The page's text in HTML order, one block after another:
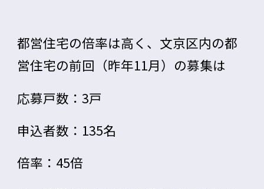
都営住宅の倍率は高く、文京区内の都
営住宅の前回（昨年11月）の募集は
応募戸数：3戸
申込者数：135名
倍率：45倍